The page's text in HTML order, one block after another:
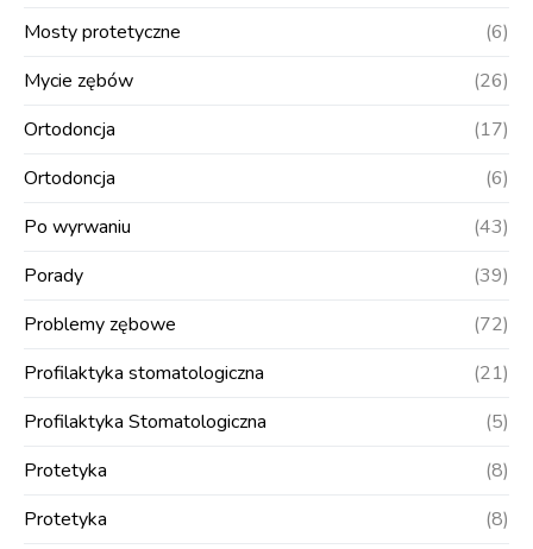
Mosty protetyczne
(6)
Mycie zębów
(26)
Ortodoncja
(17)
Ortodoncja
(6)
Po wyrwaniu
(43)
Porady
(39)
Problemy zębowe
(72)
Profilaktyka stomatologiczna
(21)
Profilaktyka Stomatologiczna
(5)
Protetyka
(8)
Protetyka
(8)